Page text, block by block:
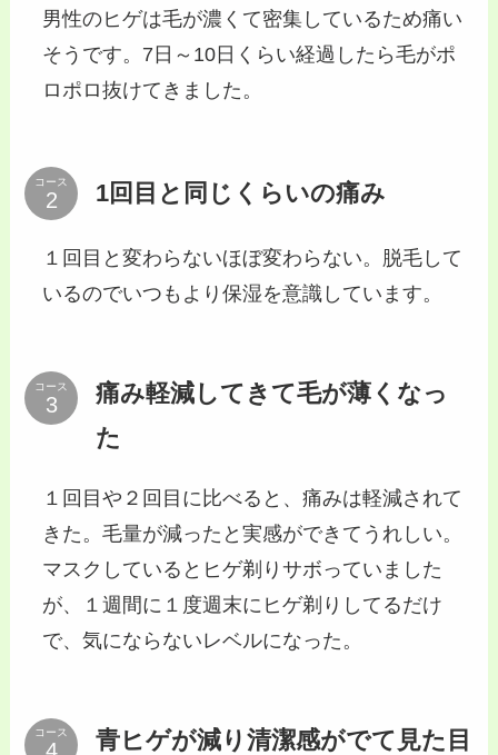
男性のヒゲは毛が濃くて密集しているため痛い
そうです。7日～10日くらい経過したら毛がポ
ロポロ抜けてきました。
コース 1回目と同じくらいの痛み
１回目と変わらないほぼ変わらない。脱毛して
いるのでいつもより保湿を意識しています。
コース
痛み軽減してきて毛が薄くなっ
た
１回目や２回目に比べると、痛みは軽減されて
きた。毛量が減ったと実感ができてうれしい。
マスクしているとヒゲ剃りサボっていました
が、１週間に１度週末にヒゲ剃りしてるだけ
で、気にならないレベルになった。
コース
青ヒゲが減り清潔感がでて見た目